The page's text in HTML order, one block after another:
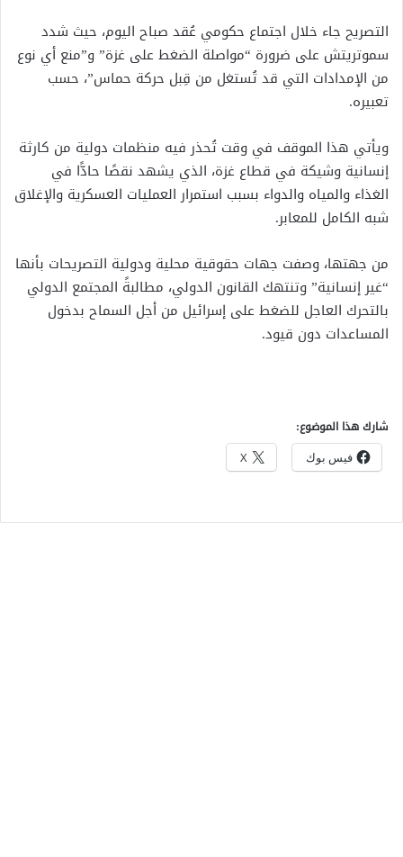
التصريح جاء خلال اجتماع حكومي عُقد صباح اليوم، حيث شدد
سموتريتش على ضرورة “مواصلة الضغط على غزة” و”منع أي نوع
من الإمدادات التي قد تُستغل من قِبل حركة حماس”، حسب
تعبيره.
ويأتي هذا الموقف في وقت تُحذر فيه منظمات دولية من كارثة
إنسانية وشيكة في قطاع غزة، الذي يشهد نقصًا حادًّا في
الغذاء والمياه والدواء بسبب استمرار العمليات العسكرية والإغلاق
شبه الكامل للمعابر.
من جهتها، وصفت جهات حقوقية محلية ودولية التصريحات بأنها
“غير إنسانية” وتنتهك القانون الدولي، مطالبةً المجتمع الدولي
بالتحرك العاجل للضغط على إسرائيل من أجل السماح بدخول
المساعدات دون قيود.
شارك هذا الموضوع:
فيس بوك X